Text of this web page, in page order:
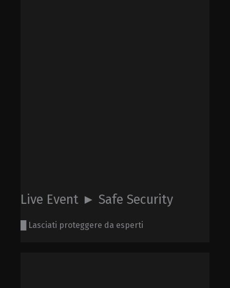
Live Event ► Safe Security
█ Lasciati proteggere da esperti